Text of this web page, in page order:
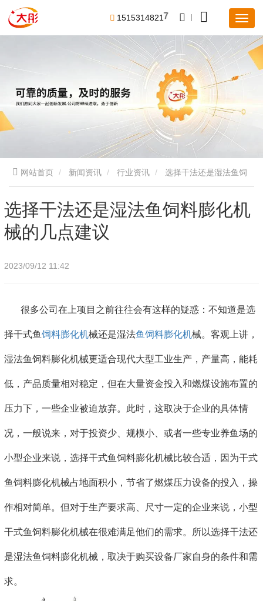
15153148217
网站首页 新闻资讯 行业资讯
料膨化机械的几点建议
选择干法还是湿法鱼饲料膨化机
械的几点建议
2023/09/12 11:42
很多公司在上项目之前往往会有这样的疑惑：不知道是选
择干式鱼饲料膨化机械还是湿法鱼饲料膨化机械。客观上讲，
湿法鱼饲料膨化机械更适合现代大型工业生产，产量高，能耗
低，产品质量相对稳定，但在大量资金投入和燃煤设施布置的
压力下，一些企业被迫放弃。此时，这取决于企业的具体情
况，一般说来，对于投资少、规模小、或者一些专业养鱼场的
小型企业来说，选择干式鱼饲料膨化机械比较合适，因为干式
鱼饲料膨化机械占地面积小，节省了燃煤压力设备的投入，操
作相对简单。但对于生产要求高、尺寸一定的企业来说，小型
干式鱼饲料膨化机械在很难满足他们的需求。所以选择干法还
是湿法鱼饲料膨化机械，取决于购买设备厂家自身的条件和需
求。